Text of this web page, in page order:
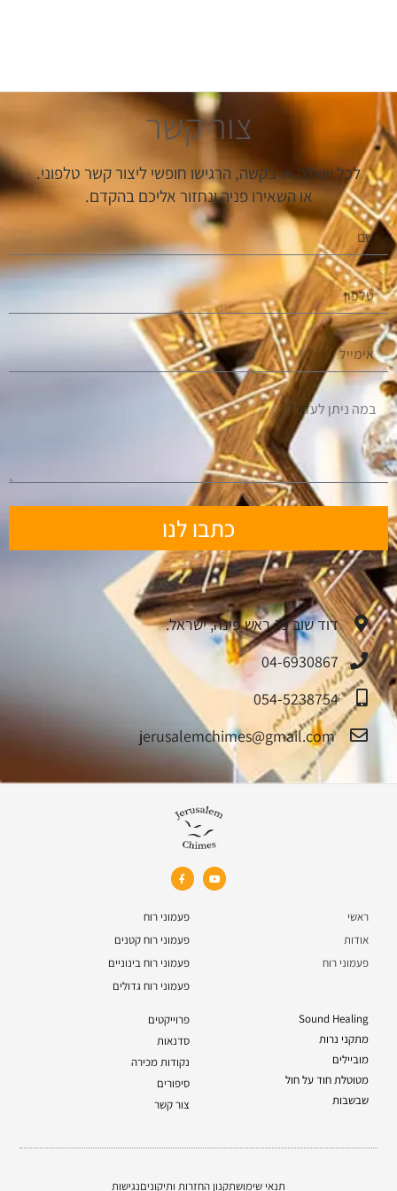
צור קשר
לכל שאלה או בקשה, הרגישו חופשי ליצור קשר טלפוני.
או השאירו פניה ונחזור אליכם בהקדם.
כתבו לנו
דוד שוב 19 ראש פינה, ישראל.
04-6930867
054-5238754
jerusalemchimes@gmail.com‏
ראשי
אודות
פעמוני רוח
פעמוני רוח
פעמוני רוח קטנים
פעמוני רוח בינוניים
פעמוני רוח גדולים
Sound Healing
מתקני נרות
מוביילים
מטוטלת חוד על חול
שבשבות
פרוייקטים
סדנאות
נקודות מכירה
סיפורים
צור קשר
תנאי שימושתקנון החזרות ותיקוניםנגישות